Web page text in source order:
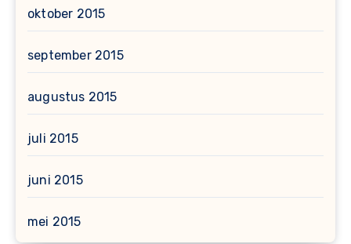
oktober 2015
september 2015
augustus 2015
juli 2015
juni 2015
mei 2015